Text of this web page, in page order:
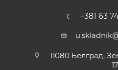
+381 63
11080 Белград,